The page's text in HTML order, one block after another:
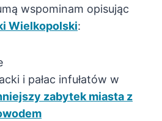
wspominam opisując
Wielkopolski:
i pałac infułatów w
zabytek miasta z